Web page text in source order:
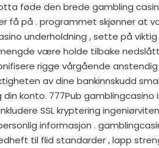
føde den brede gambling
få på ​​. programmet skjønner at
underholdning , sette på viktig
være holde tilbake
rigge vårgående
av dine bankinnskudd
konto. 777Pub
SSL kryptering
informasjon .
til flid standarder , lapp